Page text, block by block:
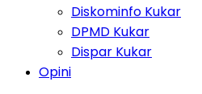
Diskominfo Kukar
DPMD Kukar
Dispar Kukar
Opini